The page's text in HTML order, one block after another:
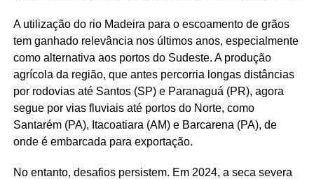
A utilização do rio Madeira para o escoamento de grãos
tem ganhado relevância nos últimos anos, especialmente
como alternativa aos portos do Sudeste. A produção
agrícola da região, que antes percorria longas distâncias
por rodovias até Santos (SP) e Paranaguá (PR), agora
segue por vias fluviais até portos do Norte, como
Santarém (PA), Itacoatiara (AM) e Barcarena (PA), de
onde é embarcada para exportação.
No entanto, desafios persistem. Em 2024, a seca severa